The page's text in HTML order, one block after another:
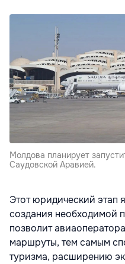
Молдова планирует
Саудовской Аравией.
Этот юридический этап
создания необходимой
позволит
маршруты, тем самым
туризма, расширению